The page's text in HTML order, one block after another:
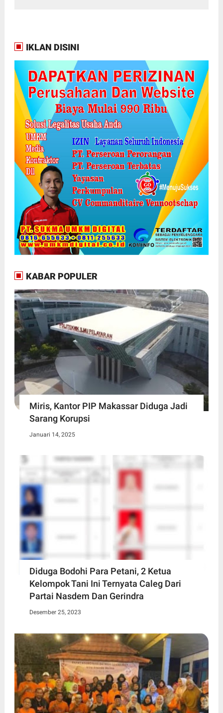
IKLAN DISINI
KABAR POPULER
Miris, Kantor PIP Makassar Diduga Jadi
Sarang Korupsi
Januari 14, 2025
Diduga Bodohi Para Petani, 2 Ketua
Kelompok Tani Ini Ternyata Caleg Dari
Partai Nasdem Dan Gerindra
Desember 25, 2023